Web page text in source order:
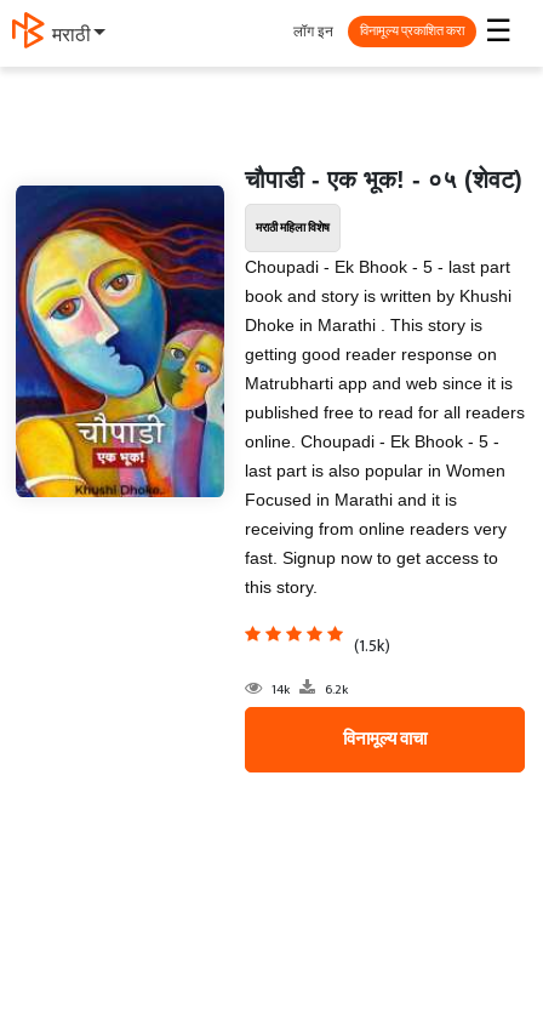
मराठी ☰
लॉग इन विनामूल्य प्रकाशित करा
चौपाडी - एक भूक! - ०५ (शेवट)
मराठी महिला विशेष
Choupadi - Ek Bhook - 5 - last part
book and story is written by Khushi
Dhoke in Marathi . This story is
getting good reader response on
Matrubharti app and web since it is
published free to read for all readers
online. Choupadi - Ek Bhook - 5 -
last part is also popular in Women
Focused in Marathi and it is
receiving from online readers very
fast. Signup now to get access to
this story.
(1.5k)
14k 6.2k
विनामूल्य वाचा